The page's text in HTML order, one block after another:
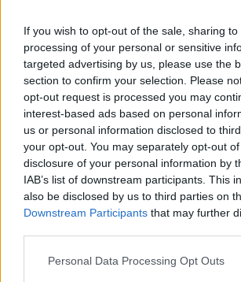
If you wish to opt-out of the sale, sharing
processing of your personal or sensitive
targeted advertising by us, please use the
section to confirm your selection. Please
opt-out request is processed you may
interest-based ads based on personal
us or personal information disclosed to
your opt-out. You may separately opt-out
disclosure of your personal information by
IAB’s list of downstream participants. This
also be disclosed by us to third parties on
Downstream Participants that may further
Personal Data Processing Opt Outs
Για σχόλια, μηνύματα ή
σχετικά με τοMad.gr,
Facebook, επικοινωνήστε μέσω
ακολουθήστε μας στοInstagram.
Talk To Mad Γιώργο Καραδήμο
Ακολουθήστε το
Mad.gr στο
Ακολουθήστε το